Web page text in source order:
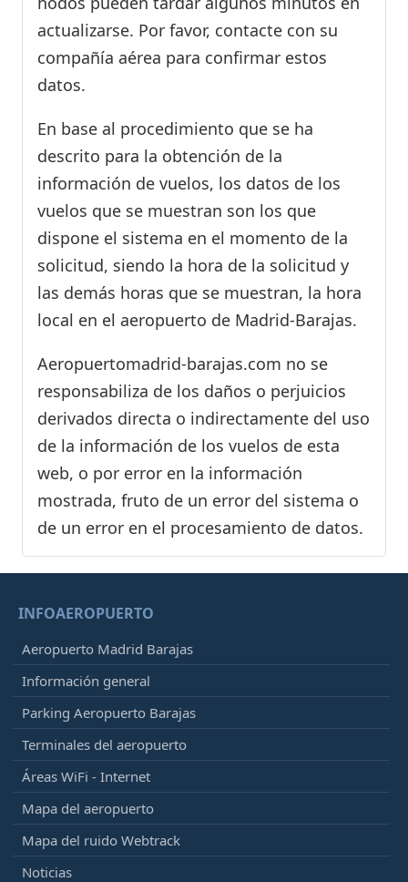
actualizarse. Por favor, contacte con su
compañía aérea para confirmar estos
datos.
En base al procedimiento que se ha
descrito para la obtención de la
información de vuelos, los datos de los
vuelos que se muestran son los que
dispone el sistema en el momento de la
solicitud, siendo la hora de la solicitud y
las demás horas que se muestran, la hora
local en el aeropuerto de Madrid-Barajas.
Aeropuertomadrid-barajas.com no se
responsabiliza de los daños o perjuicios
derivados directa o indirectamente del uso
de la información de los vuelos de esta
web, o por error en la información
mostrada, fruto de un error del sistema o
de un error en el procesamiento de datos.
INFOAEROPUERTO
Aeropuerto Madrid Barajas
Información general
Parking Aeropuerto Barajas
Terminales del aeropuerto
Áreas WiFi - Internet
Mapa del aeropuerto
Mapa del ruido Webtrack
Noticias